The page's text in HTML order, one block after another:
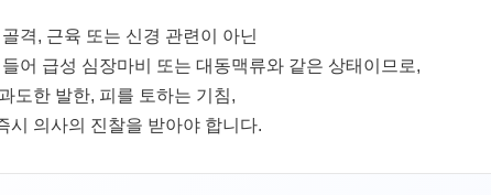
격, 근육 또는 신경 관련이 아닌
어 급성 심장마비 또는 대동맥류와 같은 상태이므로,
도한 발한, 피를 토하는 기침,
시 의사의 진찰을 받아야 합니다.